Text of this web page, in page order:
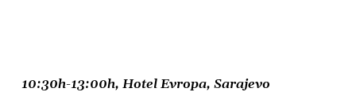
10:30h-13:00h, Hotel Evropa, Sarajevo